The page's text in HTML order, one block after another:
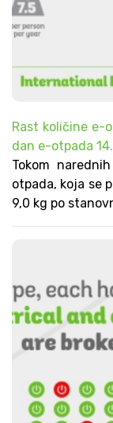
Rast količine e-
dan e-otpada
Tokom
otpada, koja se
9,0 kg po